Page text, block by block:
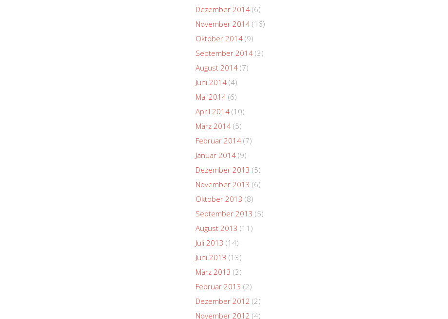
Dezember 2014 (6)
November 2014 (16)
Oktober 2014 (9)
September 2014 (3)
August 2014 (7)
Juni 2014 (4)
Mai 2014 (6)
April 2014 (10)
März 2014 (5)
Februar 2014 (7)
Januar 2014 (9)
Dezember 2013 (5)
November 2013 (6)
Oktober 2013 (8)
September 2013 (5)
August 2013 (11)
Juli 2013 (14)
Juni 2013 (13)
März 2013 (3)
Februar 2013 (2)
Dezember 2012 (2)
November 2012 (4)